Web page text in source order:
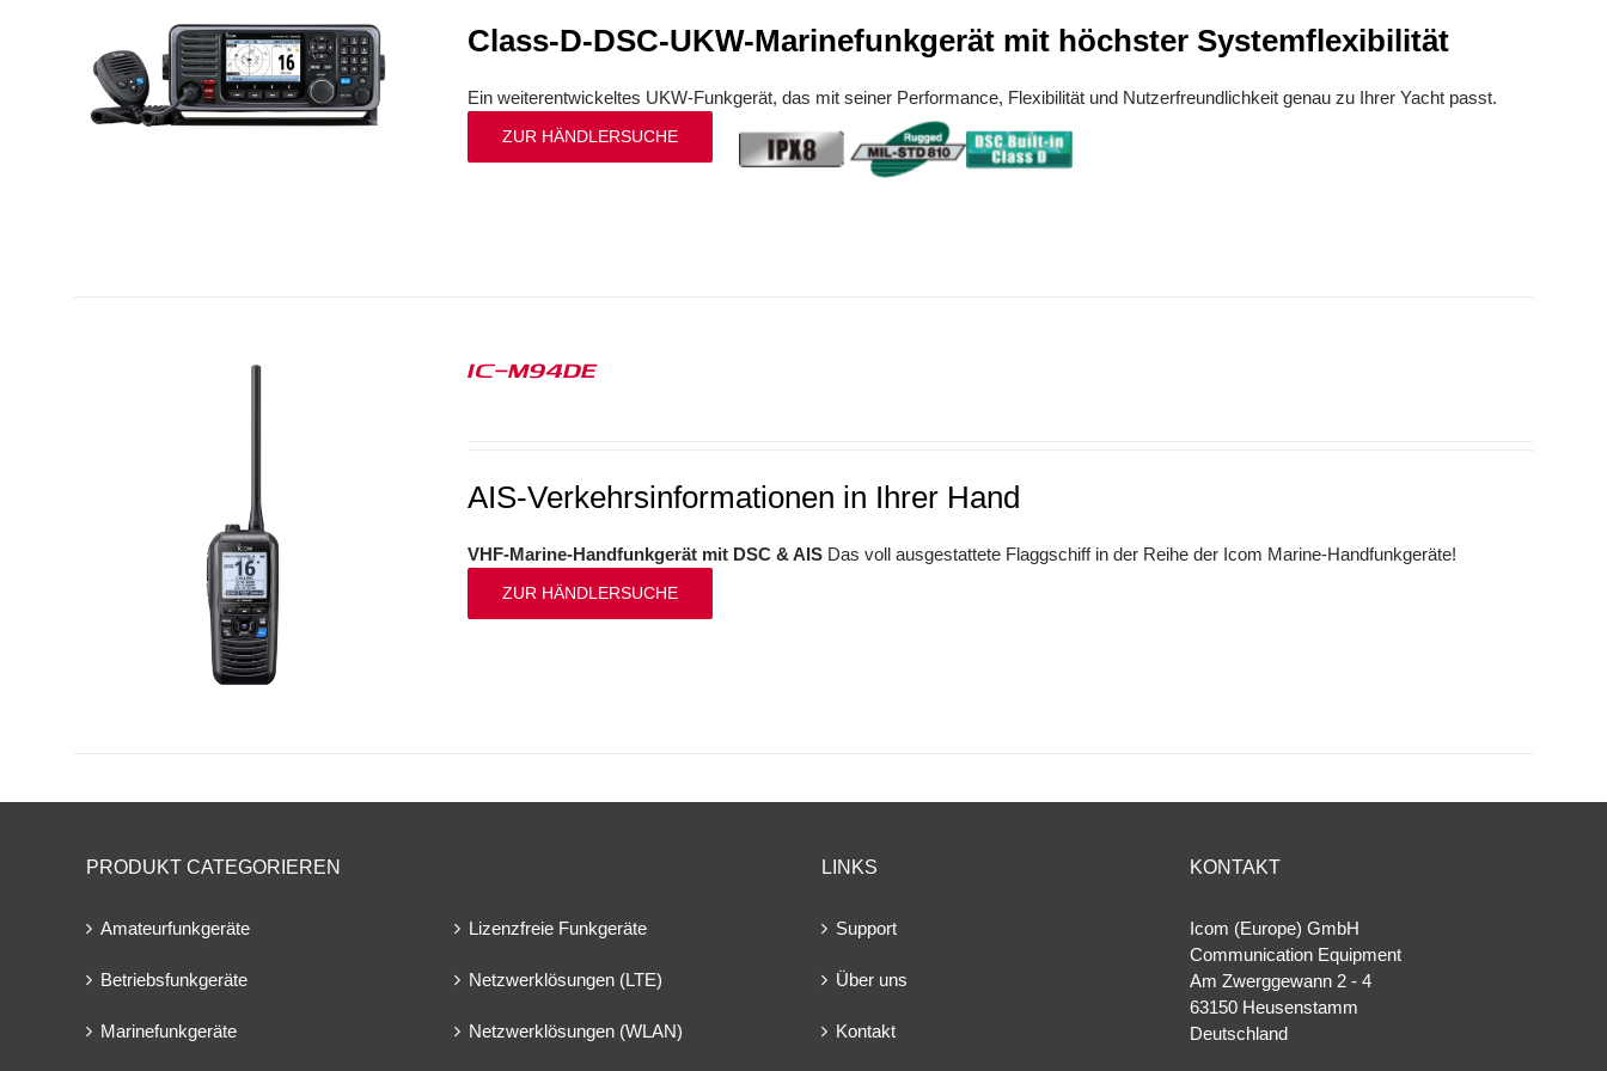
Class-D-DSC-UKW-Marinefunkgerät mit höchster Systemflexibilität
Ein weiterentwickeltes UKW-Funkgerät, das mit seiner Performance, Flexibilität und Nutzerfreundlichkeit genau zu Ihrer Yacht passt.
ZUR HÄNDLERSUCHE
IC-M94DE
AIS-Verkehrsinformationen in Ihrer Hand
VHF-Marine-Handfunkgerät mit DSC & AIS Das voll ausgestattete Flaggschiff in der Reihe der Icom Marine-Handfunkgeräte!
ZUR HÄNDLERSUCHE
PRODUKT CATEGORIEREN
Amateurfunkgeräte
Betriebsfunkgeräte
Marinefunkgeräte
Lizenzfreie Funkgeräte
Netzwerklösungen (LTE)
Netzwerklösungen (WLAN)
LINKS
Support
Über uns
Kontakt
KONTAKT
Icom (Europe) GmbH
Communication Equipment
Am Zwerggewann 2 ‐ 4
63150 Heusenstamm
Deutschland